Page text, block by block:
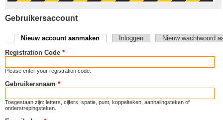
Gebruikersaccount
Primaire tabs
Nieuw account aanmaken (actieve tabblad)
Inloggen
Nieuw wachtwoord
Registration Code *
Please enter your registration code.
Gebruikersnaam *
Toegestaan zijn: letters, cijfers, spatie, punt, koppelteken, aanhalingsteken of
onderstrepingsteken.